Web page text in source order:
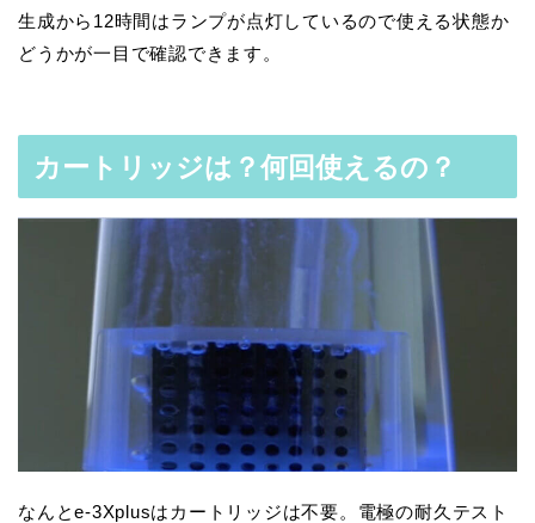
生成から12時間はランプが点灯しているので使える状態か
どうかが一目で確認できます。
カートリッジは？何回使えるの？
なんとe-3Xplusはカートリッジは不要。電極の耐久テスト